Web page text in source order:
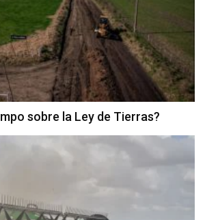
sobre la Ley de Tierras?